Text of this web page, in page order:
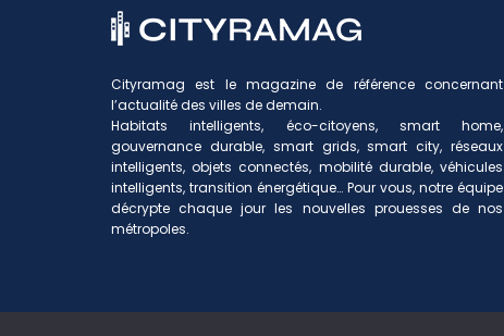
Cityramag est le magazine de référence concernant
l’actualité des villes de demain.
Habitats intelligents, éco-citoyens, smart home,
gouvernance durable, smart grids, smart city, réseaux
intelligents, objets connectés, mobilité durable, véhicules
intelligents, transition énergétique… Pour vous, notre équipe
décrypte chaque jour les nouvelles prouesses de nos
métropoles.